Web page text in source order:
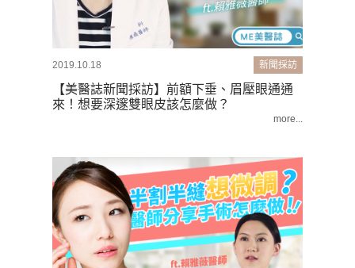
新聞採訪
2019.10.18
【美醫誌新聞採訪】前額下垂、眉壓眼通通
來！想要深邃雙眼皮該怎麼做？
more...